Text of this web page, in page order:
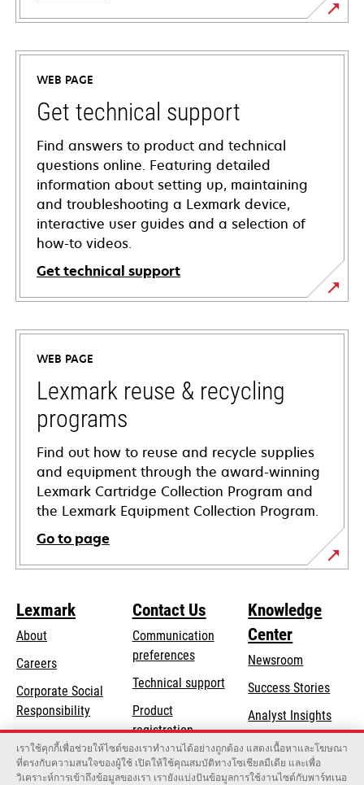
WEB PAGE
Get technical support
Find answers to product and technical
questions online. Featuring detailed
information about setting up, maintaining
and troubleshooting a Lexmark device,
interactive user guides and a selection of
how-to videos.
Get technical support
opens
in
new
tab
WEB PAGE
Lexmark reuse & recycling
programs
Find out how to reuse and recycle supplies
and equipment through the award-winning
Lexmark Cartridge Collection Program and
the Lexmark Equipment Collection Program.
Go to page
Lexmark
About
Careers
Corporate Social
Responsibilityopens
in
a
new
Sustainability
Lexmark Partners
Contact Us
Communication
preferences
Technical supportopens
new
tab
Product
registration
Find a dealer
Knowledge
Center
Newsroom
Success Stories
Analyst Insights
เราใช้คุกกี้เพื่อช่วยให้ไซต์ของเราทำงานได้อย่างถูกต้อง แสดงเนื้อหาและโฆษณา
ที่ตรงกับความสนใจของผู้ใช้ เปิดให้ใช้คุณสมบัติทางโซเชียลมีเดีย และเพื่อ
วิเคราะห์การเข้าถึงข้อมูลของเรา เรายังแบ่งปันข้อมูลการใช้งานไซต์กับพาร์ทเนอ